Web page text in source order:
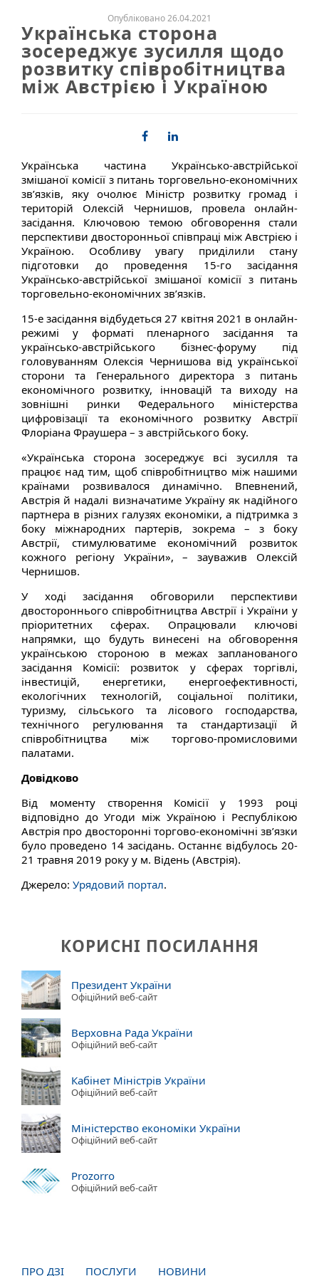
Опубліковано 26.04.2021
Українська сторона
зосереджує зусилля щодо
розвитку співробітництва
між Австрією і Україною
Українська частина Українсько-австрійської
змішаної комісії з питань торговельно-економічних
зв’язків, яку очолює Міністр розвитку громад і
територій Олексій Чернишов, провела онлайн-
засідання. Ключовою темою обговорення стали
перспективи двосторонньої співпраці між Австрією і
Україною. Особливу увагу приділили стану
підготовки до проведення 15-го засідання
Українсько-австрійської змішаної комісії з питань
торговельно-економічних зв’язків.
15-е засідання відбудеться 27 квітня 2021 в онлайн-
режимі у форматі пленарного засідання та
українсько-австрійського бізнес-форуму під
головуванням Олексія Чернишова від української
сторони та Генерального директора з питань
економічного розвитку, інновацій та виходу на
зовнішні ринки Федерального міністерства
цифровізації та економічного розвитку Австрії
Флоріана Фраушера – з австрійського боку.
«Українська сторона зосереджує всі зусилля та
працює над тим, щоб співробітництво між нашими
країнами розвивалося динамічно. Впевнений,
Австрія й надалі визначатиме Україну як надійного
партнера в різних галузях економіки, а підтримка з
боку міжнародних партерів, зокрема – з боку
Австрії, стимулюватиме економічний розвиток
кожного регіону України», – зауважив Олексій
Чернишов.
У ході засідання обговорили перспективи
двостороннього співробітництва Австрії і України у
пріоритетних сферах. Опрацювали ключові
напрямки, що будуть винесені на обговорення
українською стороною в межах запланованого
засідання Комісії: розвиток у сферах торгівлі,
інвестицій, енергетики, енергоефективності,
екологічних технологій, соціальної політики,
туризму, сільського та лісового господарства,
технічного регулювання та стандартизації й
співробітництва між торгово-промисловими
палатами.
Довідково
Від моменту створення Комісії у 1993 році
відповідно до Угоди між Україною і Республікою
Австрія про двосторонні торгово-економічні зв’язки
було проведено 14 засідань. Останнє відбулось 20-
21 травня 2019 року у м. Відень (Австрія).
Джерело: Урядовий портал.
КОРИСНІ ПОСИЛАННЯ
Президент України
Офіційний веб-сайт
Верховна Рада України
Офіційний веб-сайт
Кабінет Міністрів України
Офіційний веб-сайт
Міністерство економіки України
Офіційний веб-сайт
Prozorro
Офіційний веб-сайт
ПРО ДЗІ ПОСЛУГИ НОВИНИ